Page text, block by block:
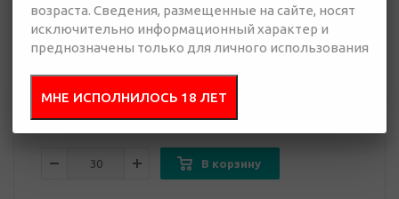
Отправить
Добавить в
презентацию
В корзину
возраста. Сведения, размещенные на сайте, носят
исключительно информационный характер и
преднозначены только для личного использования
МНЕ ИСПОЛНИЛОСЬ 18 ЛЕТ